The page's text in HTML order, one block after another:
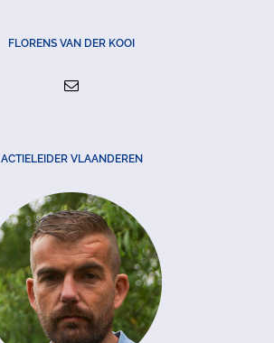
FLORENS VAN DER KOOI
ACTIELEIDER VLAANDEREN